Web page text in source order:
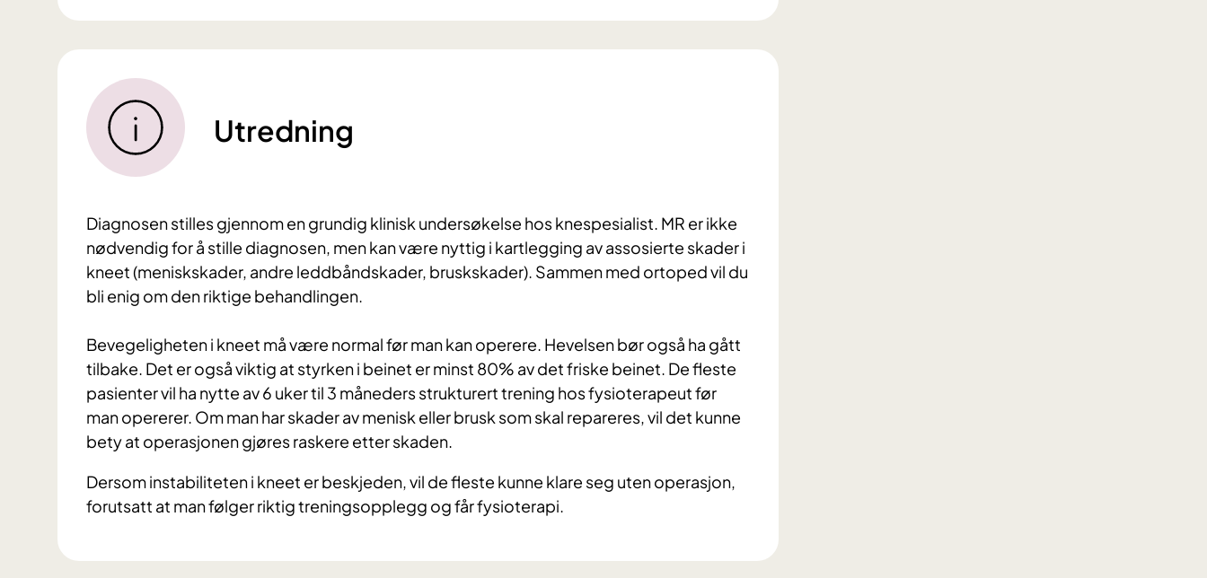
Utredning
Diagnosen stilles gjennom en grundig klinisk undersøkelse hos knespesialist. MR er ikke
nødvendig for å stille diagnosen, men kan være nyttig i kartlegging av assosierte skader i
kneet (meniskskader, andre leddbåndskader, bruskskader). Sammen med ortoped vil du
bli enig om den riktige behandlingen.
Bevegeligheten i kneet må være normal før man kan operere. Hevelsen bør også ha gått
tilbake. Det er også viktig at styrken i beinet er minst 80% av det friske beinet. De fleste
pasienter vil ha nytte av 6 uker til 3 måneders strukturert trening hos fysioterapeut før
man opererer. Om man har skader av menisk eller brusk som skal repareres, vil det kunne
bety at operasjonen gjøres raskere etter skaden.
Dersom instabiliteten i kneet er beskjeden, vil de fleste kunne klare seg uten operasjon,
forutsatt at man følger riktig treningsopplegg og får fysioterapi.